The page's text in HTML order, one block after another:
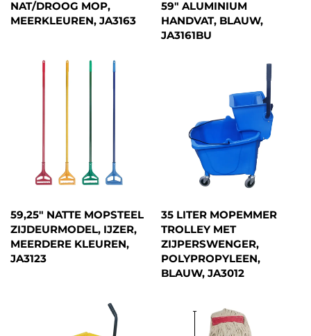
NAT/DROOG MOP,
MEERKLEUREN, JA3163
59" ALUMINIUM
HANDVAT, BLAUW,
JA3161BU
59,25" NATTE MOPSTEEL
ZIJDEURMODEL, IJZER,
MEERDERE KLEUREN,
JA3123
35 LITER MOPEMMER
TROLLEY MET
ZIJPERSWENGER,
POLYPROPYLEEN,
BLAUW, JA3012